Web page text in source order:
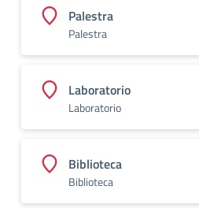
Palestra
Palestra
Laboratorio
Laboratorio
Biblioteca
Biblioteca